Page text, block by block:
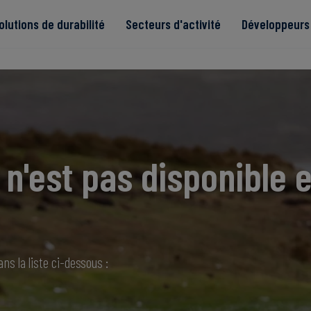
de durabilité Secteurs d'activité
Read more
Read more
Read more
Read more
Read more
pas disponible
la liste ci-dessous :